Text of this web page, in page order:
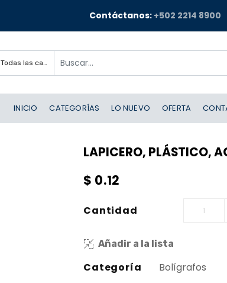
Contáctanos: +502 2214 8900
Todas las categorías
INICIO CATEGORÍAS LO NUEVO OFERTA
LAPICERO, PLÁSTICO,
$ 0.12
Cantidad
Añadir a la lista
Categoría
Bolígrafos